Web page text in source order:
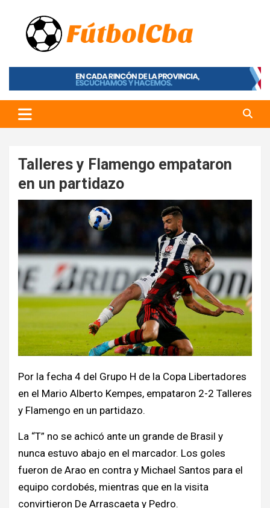
content
Fútbol CBA
Portal de Fútbol en Córdoba
Talleres y Flamengo empataron
en un partidazo
Por la fecha 4 del Grupo H de la Copa Libertadores
en el Mario Alberto Kempes, empataron 2-2 Talleres
y Flamengo en un partidazo.
La “T” no se achicó ante un grande de Brasil y
nunca estuvo abajo en el marcador. Los goles
fueron de Arao en contra y Michael Santos para el
equipo cordobés, mientras que en la visita
convirtieron De Arrascaeta y Pedro.